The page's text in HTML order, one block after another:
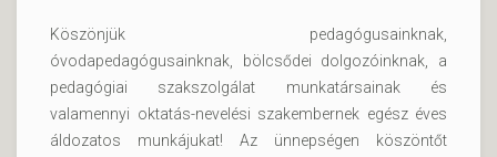
Köszönjük pedagógusainknak,
óvodapedagógusainknak, bölcsődei dolgozóinknak, a
pedagógiai szakszolgálat munkatársainak és
valamennyi oktatás-nevelési szakembernek egész éves
áldozatos munkájukat! Az ünnepségen köszöntőt